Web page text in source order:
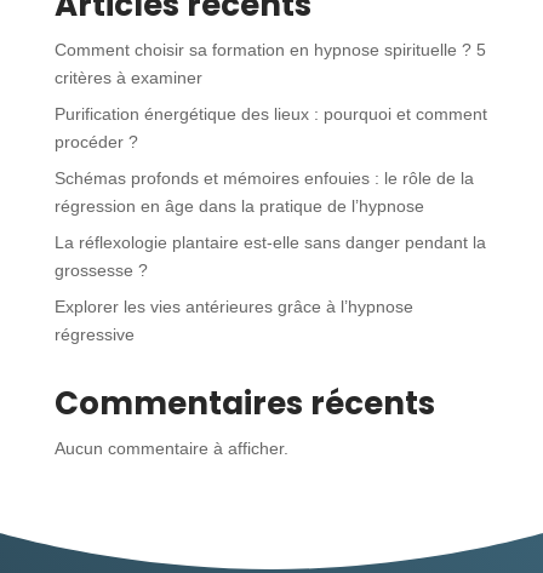
Comment choisir sa formation en hypnose spirituelle ? 5
critères à examiner
Purification énergétique des lieux : pourquoi et comment
procéder ?
Schémas profonds et mémoires enfouies : le rôle de la
régression en âge dans la pratique de l’hypnose
La réflexologie plantaire est-elle sans danger pendant la
grossesse ?
Explorer les vies antérieures grâce à l’hypnose
régressive
Commentaires récents
Aucun commentaire à afficher.